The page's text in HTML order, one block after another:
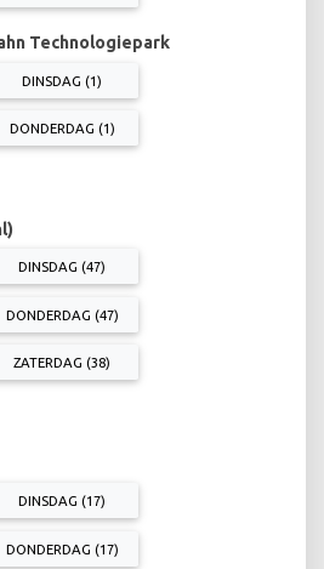
Technologiepark
DINSDAG (1)
DONDERDAG (1)
DINSDAG (47)
DONDERDAG (47)
ZATERDAG (38)
DINSDAG (17)
DONDERDAG (17)